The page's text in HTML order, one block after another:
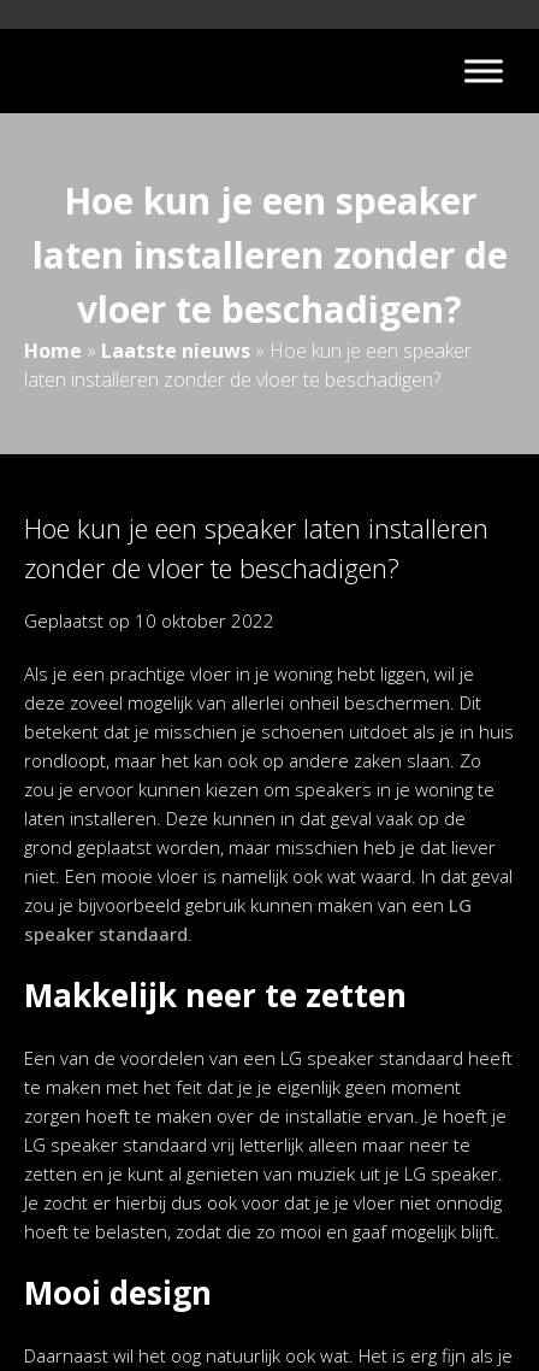
Hoe kun je een speaker
laten installeren zonder de
vloer te beschadigen?
Home » Laatste nieuws » Hoe kun je een speaker
laten installeren zonder de vloer te beschadigen?
Hoe kun je een speaker laten installeren
zonder de vloer te beschadigen?
Geplaatst op 10 oktober 2022
Als je een prachtige vloer in je woning hebt liggen, wil je
deze zoveel mogelijk van allerlei onheil beschermen. Dit
betekent dat je misschien je schoenen uitdoet als je in huis
rondloopt, maar het kan ook op andere zaken slaan. Zo
zou je ervoor kunnen kiezen om speakers in je woning te
laten installeren. Deze kunnen in dat geval vaak op de
grond geplaatst worden, maar misschien heb je dat liever
niet. Een mooie vloer is namelijk ook wat waard. In dat geval
zou je bijvoorbeeld gebruik kunnen maken van een LG
speaker standaard.
Makkelijk neer te zetten
Een van de voordelen van een LG speaker standaard heeft
te maken met het feit dat je je eigenlijk geen moment
zorgen hoeft te maken over de installatie ervan. Je hoeft je
LG speaker standaard vrij letterlijk alleen maar neer te
zetten en je kunt al genieten van muziek uit je LG speaker.
Je zocht er hierbij dus ook voor dat je je vloer niet onnodig
hoeft te belasten, zodat die zo mooi en gaaf mogelijk blijft.
Mooi design
Daarnaast wil het oog natuurlijk ook wat. Het is erg fijn als je